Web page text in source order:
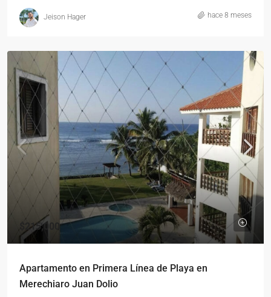
Jeison Hager hace 8 meses
$215,000
Apartamento en Primera Línea de Playa en
Merechiaro Juan Dolio